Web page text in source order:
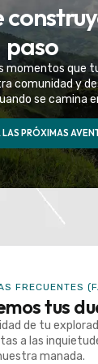
Especiales
de tu mejor
fuera de
VER MÁS
paso
momentos que
comunidad y
se camina
LAS PRÓXIMAS
FRECUENTES
tus
de tu
a las
manada.